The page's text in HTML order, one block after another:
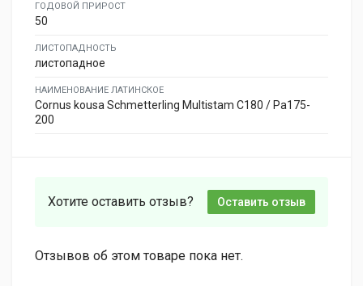
ГОДОВОЙ ПРИРОСТ
50
ЛИСТОПАДНОСТЬ
листопадное
НАИМЕНОВАНИЕ ЛАТИНСКОЕ
Cornus kousa Schmetterling Multistam C180 / Pa175-
200
Хотите оставить отзыв? Оставить отзыв
Отзывов об этом товаре пока нет.